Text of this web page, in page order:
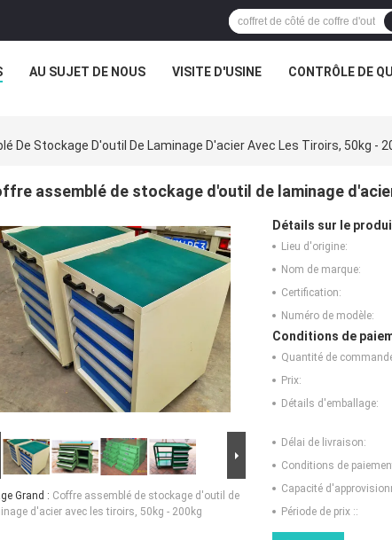
AU SUJET DE NOUS VISITE D'USINE CONTRÔLE DE
De Stockage D'outil De Laminage D'acier Avec Les Tiroirs, 50kg -
assemblé de stockage d'outil de laminage
Grand : Coffre assemblé de stockage d'outil de
d'acier avec les tiroirs, 50kg - 200kg
Détails sur le
Lieu d'origine:
Nom de marque:
Certification:
Numéro de modèle:
Conditions de
Quantité de
Prix:
Détails d'emballage:
Délai de livraison:
Conditions de
Capacité
Période de prix ::